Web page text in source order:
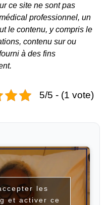
ce site ne sont pas
professionnel, un
le contenu, y compris le
contenu sur ou
à des fins
5/5 - (1 vote)
les
et activer ce